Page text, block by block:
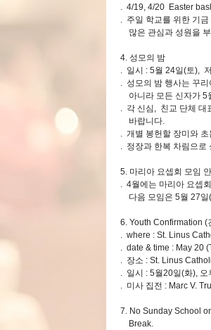
. 4/19, 4/20 Easter
. 주일 학교를 위한 기
많은 관심과 성원을
4. 성모의 밤
. 일시 : 5월 24일(토),
. 성모의 밤 행사는 꾸
아니라 모든 신자가 5
. 각 신심, 친교 단체 대
바랍니다.
. 개별 봉헌할 장미와
. 정장과 한복 차림으로
5. 마리아 요셉회 모임
. 4월에는 마리아 요셉
다음 모임은 5월 27일
6. Youth Confirmation (
. where : St. Linus
. date & time : May 20
. 장소 : St. Linus
. 일시 : 5월20일(화), 오
. 미사 집전 : Marc V.
7. No Sunday School
Break.